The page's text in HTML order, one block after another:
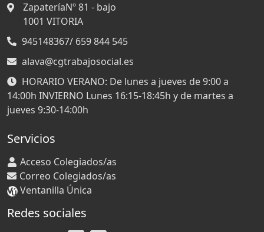
ZapateríaNº 81 - bajo
1001 VITORIA
945148367/ 659 844 545
alava@cgtrabajosocial.es
HORARIO VERANO: De lunes a jueves de 9:00 a
14:00h INVIERNO Lunes 16:15-18:45h y de martes a
jueves 9:30-14:00h
Servicios
Acceso Colegiados/as
Correo Colegiados/as
Ventanilla Única
Redes sociales